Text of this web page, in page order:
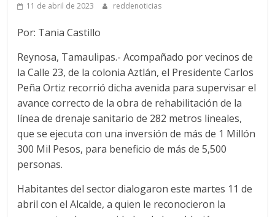
11 de abril de 2023 reddenoticias
Por: Tania Castillo
Reynosa, Tamaulipas.- Acompañado por vecinos de
la Calle 23, de la colonia Aztlán, el Presidente Carlos
Peña Ortiz recorrió dicha avenida para supervisar el
avance correcto de la obra de rehabilitación de la
línea de drenaje sanitario de 282 metros lineales,
que se ejecuta con una inversión de más de 1 Millón
300 Mil Pesos, para beneficio de más de 5,500
personas.
Habitantes del sector dialogaron este martes 11 de
abril con el Alcalde, a quien le reconocieron la